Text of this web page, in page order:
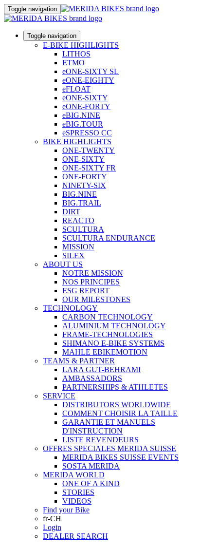
Toggle navigation
Toggle navigation
E-BIKE HIGHLIGHTS
LITHOS
ETMO
eONE-SIXTY SL
eONE-EIGHTY
eFLOAT
eONE-SIXTY
eONE-FORTY
eBIG.NINE
eBIG.TOUR
eSPRESSO CC
BIKE HIGHLIGHTS
ONE-TWENTY
ONE-SIXTY
ONE-SIXTY FR
ONE-FORTY
NINETY-SIX
BIG.NINE
BIG.TRAIL
DIRT
REACTO
SCULTURA
SCULTURA ENDURANCE
MISSION
SILEX
ABOUT US
NOTRE MISSION
NOS PRINCIPES
ESG REPORT
OUR MILESTONES
TECHNOLOGY
CARBON TECHNOLOGY
ALUMINIUM TECHNOLOGY
FRAME-TECHNOLOGIES
SHIMANO E-BIKE SYSTEMS
MAHLE EBIKEMOTION
TEAMS & PARTNER
LARA GUT-BEHRAMI
AMBASSADORS
PARTNERSHIPS & ATHLETES
SERVICE
DISTRIBUTORS WORLDWIDE
COMMENT CHOISIR LA TAILLE
GARANTIE ET MANUELS
D'INSTRUCTION
LISTE REVENDEURS
OFFRES SPECIALES MERIDA SUISSE
MERIDA BIKES SUISSE EVENTS
SOSTA MERIDA
MERIDA WORLD
ONE OF A KIND
STORIES
VIDEOS
Find your Bike
fr-CH
Login
DEALER SEARCH